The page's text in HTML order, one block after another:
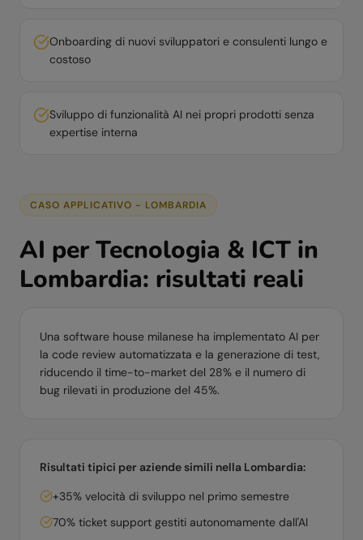
Onboarding di nuovi sviluppatori e consulenti lungo e
costoso
Sviluppo di funzionalità AI nei propri prodotti senza
expertise interna
CASO APPLICATIVO - LOMBARDIA
AI perTecnologia & ICT in
Lombardia: risultati reali
Una software house milanese ha implementato AI per
la code review automatizzata e la generazione di test,
riducendo il time-to-market del 28% e il numero di
bug rilevati in produzione del 45%.
Risultati tipici per aziende simili nella Lombardia:
+35% velocità di sviluppo nel primo semestre
70% ticket support gestiti autonomamente dall'AI